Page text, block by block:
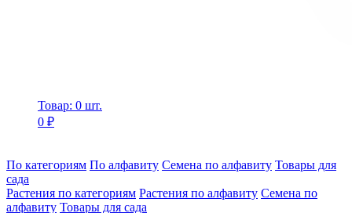
Товар: 0 шт.
0 ₽
По категориям По алфавиту Семена по алфавиту Товары для
сада
Растения по категориям Растения по алфавиту Семена по
алфавиту Товары для сада